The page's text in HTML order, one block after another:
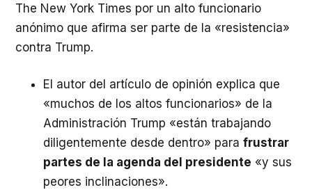
The New York Times por un alto funcionario
anónimo que afirma ser parte de la «resistencia»
contra Trump.
El autor del artículo de opinión explica que
«muchos de los altos funcionarios» de la
Administración Trump «están trabajando
diligentemente desde dentro» para frustrar
partes de la agenda del presidente «y sus
peores inclinaciones».